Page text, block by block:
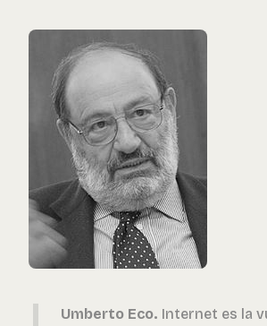
Umberto Eco. Internet es la